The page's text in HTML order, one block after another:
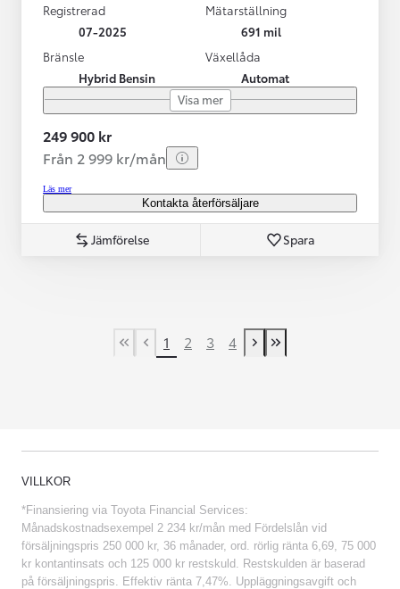
Registrerad
07-2025
Mätarställning
691 mil
Bränsle
Hybrid Bensin
Växellåda
Automat
Visa mer
249 900 kr
Från 2 999 kr/mån
Läs mer
Kontakta återförsäljare
Jämförelse Spara
First Page
Previous page
1 2 3 4
Next page
Last Page
VILLKOR
*Finansiering via Toyota Financial Services:
Månadskostnadsexempel 2 234 kr/mån med Fördelslån vid
försäljningspris 250 000 kr, 36 månader, ord. rörlig ränta 6,69, 75 000
kr kontantinsats och 125 000 kr restskuld. Restskulden är baserad
på försäljningspris. Effektiv ränta 7,47%. Uppläggningsavgift och